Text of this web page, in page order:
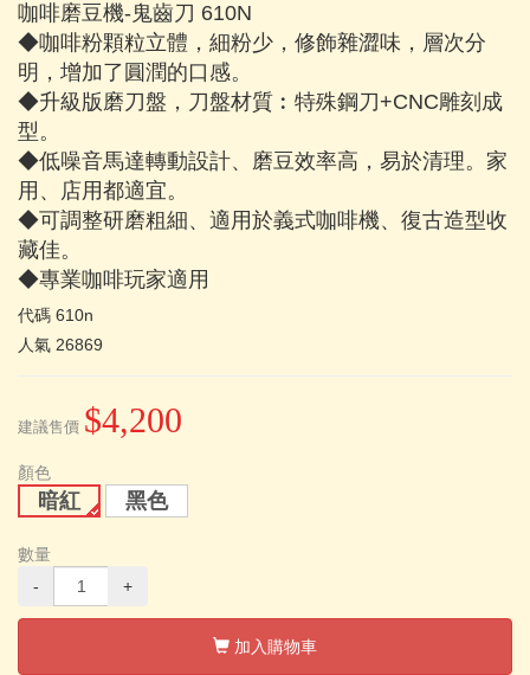
咖啡磨豆機-鬼齒刀 610N
◆咖啡粉顆粒立體，細粉少，修飾雜澀味，層次分
明，增加了圓潤的口感。
◆升級版磨刀盤，刀盤材質︰特殊鋼刀+CNC雕刻成
型。
◆低噪音馬達轉動設計、磨豆效率高，易於清理。家
用、店用都適宜。
◆可調整研磨粗細、適用於義式咖啡機、復古造型收
藏佳。
◆專業咖啡玩家適用
代碼 610n
人氣 26869
建議售價 $4,200
顏色
暗紅 黑色
數量
-
+
加入購物車